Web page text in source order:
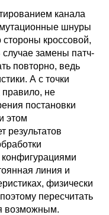
канала
шнуры
стороны кроссовой,
случае замены патч-
повторно, ведь
А с точки
правило, не
постановки
этом
результатов
линия и
физически
пересчитать
возможным.